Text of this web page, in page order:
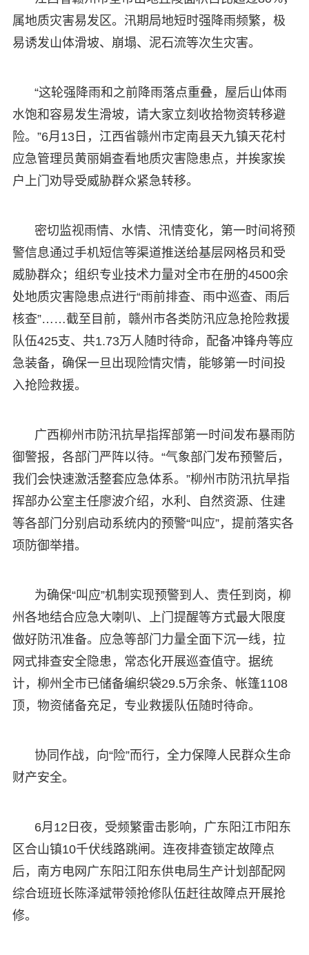
属地质灾害易发区。汛期局地短时强降雨频繁，极
易诱发山体滑坡、崩塌、泥石流等次生灾害。
“这轮强降雨和之前降雨落点重叠，屋后山体雨
水饱和容易发生滑坡，请大家立刻收拾物资转移避
险。”6月13日，江西省赣州市定南县天九镇天花村
应急管理员黄丽娟查看地质灾害隐患点，并挨家挨
户上门劝导受威胁群众紧急转移。
密切监视雨情、水情、汛情变化，第一时间将预
警信息通过手机短信等渠道推送给基层网格员和受
威胁群众；组织专业技术力量对全市在册的4500余
处地质灾害隐患点进行“雨前排查、雨中巡查、雨后
核查”……截至目前，赣州市各类防汛应急抢险救援
队伍425支、共1.73万人随时待命，配备冲锋舟等应
急装备，确保一旦出现险情灾情，能够第一时间投
入抢险救援。
广西柳州市防汛抗旱指挥部第一时间发布暴雨防
御警报，各部门严阵以待。“气象部门发布预警后，
我们会快速激活整套应急体系。”柳州市防汛抗旱指
挥部办公室主任廖波介绍，水利、自然资源、住建
等各部门分别启动系统内的预警“叫应”，提前落实各
项防御举措。
为确保“叫应”机制实现预警到人、责任到岗，柳
州各地结合应急大喇叭、上门提醒等方式最大限度
做好防汛准备。应急等部门力量全面下沉一线，拉
网式排查安全隐患，常态化开展巡查值守。据统
计，柳州全市已储备编织袋29.5万余条、帐篷1108
顶，物资储备充足，专业救援队伍随时待命。
协同作战，向“险”而行，全力保障人民群众生命
财产安全。
6月12日夜，受频繁雷击影响，广东阳江市阳东
区合山镇10千伏线路跳闸。连夜排查锁定故障点
后，南方电网广东阳江阳东供电局生产计划部配网
综合班班长陈泽斌带领抢修队伍赶往故障点开展抢
修。